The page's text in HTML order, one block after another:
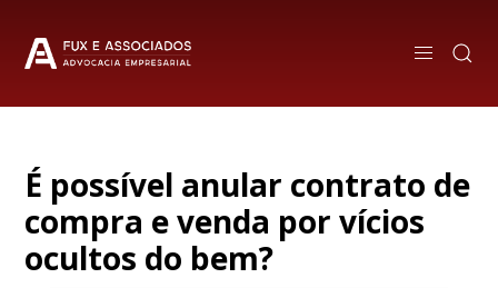
É possível anular contrato de
compra e venda por vícios
ocultos do bem?